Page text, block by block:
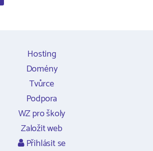
Hosting
Domény
Tvůrce
Podpora
WZ pro školy
Založit web
Přihlásit se